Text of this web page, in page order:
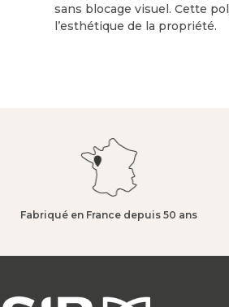
sans blocage visuel. Cette
l’esthétique de la propriété.
Fabriqué en France depuis 50 ans​